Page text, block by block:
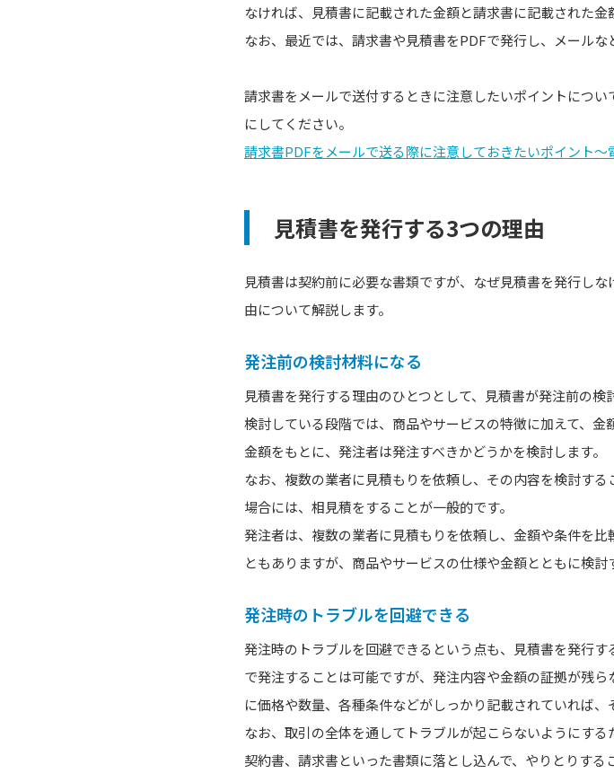
なければ、見積書に記載された金額と請求書に記載された金
なお、最近では、請求書や見積書をPDFで発行し、メールな
請求書をメールで送付するときに注意したいポイントにつ
にしてください。
請求書PDFをメールで送る際に注意しておきたいポイント
見積書を発行する3つの理由
見積書は契約前に必要な書類ですが、なぜ見積書を発行し
由について解説します。
発注前の検討材料になる
見積書を発行する理由のひとつとして、見積書が発注前の
検討している段階では、商品やサービスの特徴に加えて、
金額をもとに、発注者は発注すべきかどうかを検討します。
なお、複数の業者に見積もりを依頼し、その内容を検討す
場合には、相見積をすることが一般的です。
発注者は、複数の業者に見積もりを依頼し、金額や条件を
ともありますが、商品やサービスの仕様や金額とともに検討
発注時のトラブルを回避できる
発注時のトラブルを回避できるという点も、見積書を発行
で発注することは可能ですが、発注内容や金額の証拠が残
に価格や数量、各種条件などがしっかり記載されていれば、
なお、取引の全体を通してトラブルが起こらないようにす
契約書、請求書といった書類に落とし込んで、やりとりする